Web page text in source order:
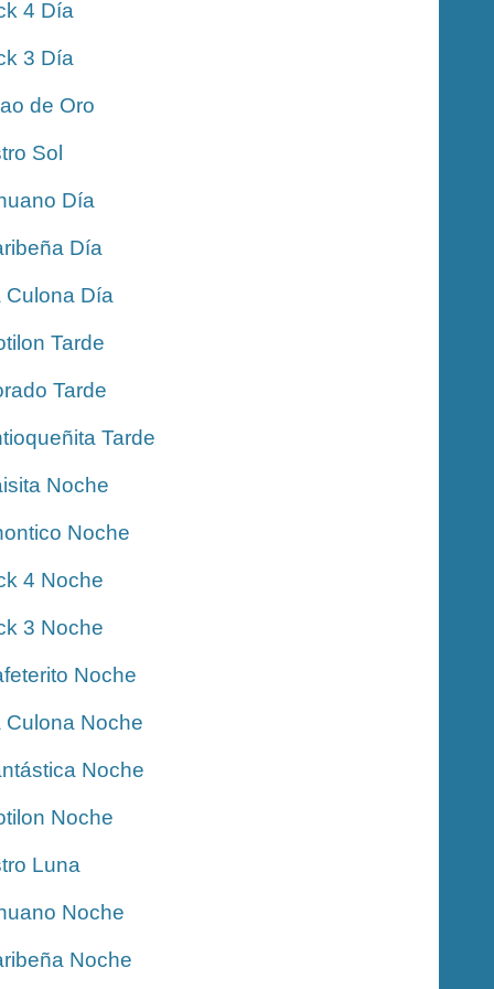
4 Día
3 Día
de Oro
Sol
Día
Día
Culona Día
Tarde
Tarde
Tarde
Noche
Noche
4 Noche
3 Noche
Noche
Culona Noche
Noche
Noche
Luna
Noche
Noche